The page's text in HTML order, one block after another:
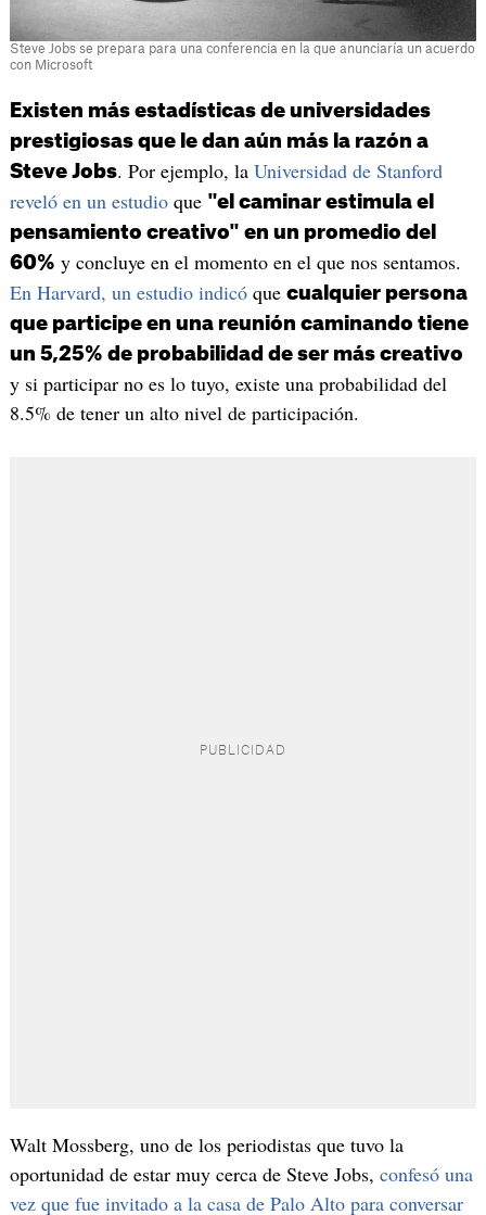
Steve Jobs se prepara para una conferencia en la que anunciaría un acuerdo
con Microsoft
Existen más estadísticas de universidades
prestigiosas que le dan aún más la razón a
Steve Jobs. Por ejemplo, la Universidad de Stanford
reveló en un estudioque "el caminar estimula el
pensamiento creativo" en un promedio del
60% y concluye en el momento en el que nos sentamos.
En Harvard, un estudio indicóque cualquier persona
que participe en una reunión caminando tiene
un 5,25% de probabilidad de ser más creativo
y si participar no es lo tuyo, existe una probabilidad del
8.5% de tener un alto nivel de participación.
Walt Mossberg, uno de los periodistas que tuvo la
oportunidad de estar muy cerca de Steve Jobs, confesó una
vez que fue invitado a la casa de Palo Alto para conversar